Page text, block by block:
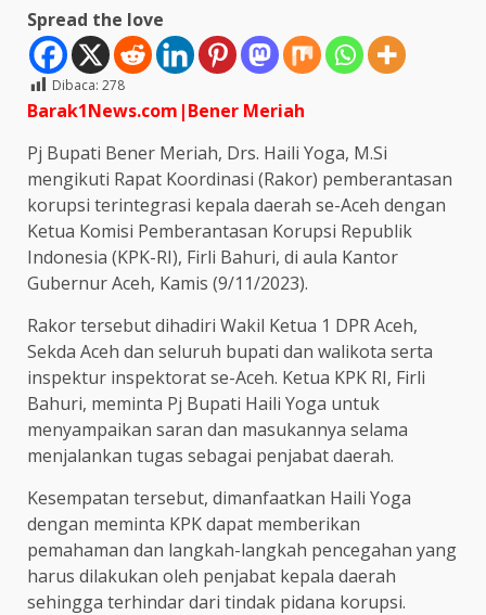
Spread the love
Dibaca: 278
Barak1News.com|Bener Meriah
Pj Bupati Bener Meriah, Drs. Haili Yoga, M.Si
mengikuti Rapat Koordinasi (Rakor) pemberantasan
korupsi terintegrasi kepala daerah se-Aceh dengan
Ketua Komisi Pemberantasan Korupsi Republik
Indonesia (KPK-RI), Firli Bahuri, di aula Kantor
Gubernur Aceh, Kamis (9/11/2023).
Rakor tersebut dihadiri Wakil Ketua 1 DPR Aceh,
Sekda Aceh dan seluruh bupati dan walikota serta
inspektur inspektorat se-Aceh. Ketua KPK RI, Firli
Bahuri, meminta Pj Bupati Haili Yoga untuk
menyampaikan saran dan masukannya selama
menjalankan tugas sebagai penjabat daerah.
Kesempatan tersebut, dimanfaatkan Haili Yoga
dengan meminta KPK dapat memberikan
pemahaman dan langkah-langkah pencegahan yang
harus dilakukan oleh penjabat kepala daerah
sehingga terhindar dari tindak pidana korupsi.